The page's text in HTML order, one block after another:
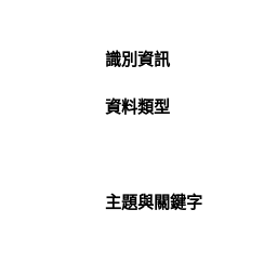
識別資訊
資料類型
主題與關鍵字